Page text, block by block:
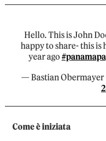
Hello. This is John
happy to share- this is
year ago
— Bastian Obermayer
Come è iniziata